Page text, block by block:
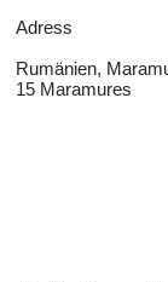
Adress
Rumänien,
15 Maramures